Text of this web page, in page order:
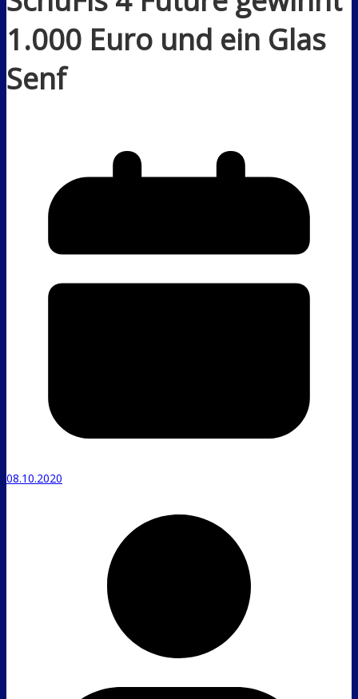
1.000 Euro und ein Glas
Senf
08.10.2020